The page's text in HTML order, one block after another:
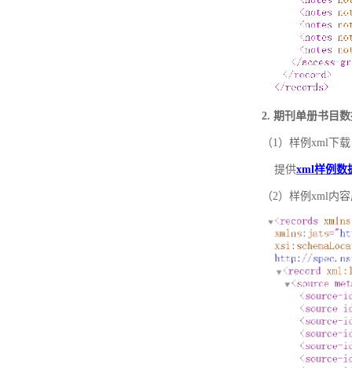
2. 期刊单册书目
（1）样例xml下载
提供xml样例数
（2）样例xml内